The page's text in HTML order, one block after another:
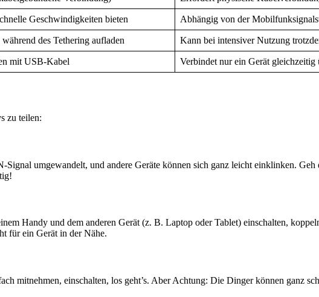
Geschwindigkeiten bieten Abhängig von der
des Tethering aufladen Kann bei intensiver Nutzung
mit USB-Kabel Verbindet nur ein Gerät gleichzeitig
zu teilen:
umgewandelt, und andere Geräte können sich ganz leicht einklinken. Geh
Handy und dem anderen Gerät (z. B. Laptop oder Tablet) einschalten,
für ein Gerät in der Nähe.
mitnehmen, einschalten, los geht’s. Aber Achtung: Die Dinger können ganz